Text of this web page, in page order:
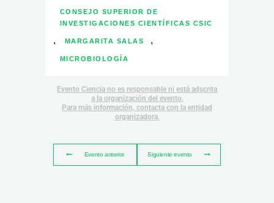
CONSEJO SUPERIOR DE
INVESTIGACIONES CIENTÍFICAS CSIC
, MARGARITA SALAS ,
MICROBIOLOGÍA
Evento Ciencia no es responsable ni está adscrita
a la organización del evento.
Para más información, contacta con la entidad
organizadora.
Evento anterior Siguiente evento